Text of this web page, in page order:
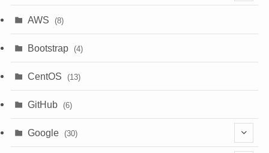
(1)
(18)
AWS (8)
Bootstrap (4)
CentOS (13)
GitHub (6)
Google (30)